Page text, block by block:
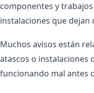
componentes y
instalaciones que
Muchos avisos están
atascos o instalaciones
funcionando mal antes